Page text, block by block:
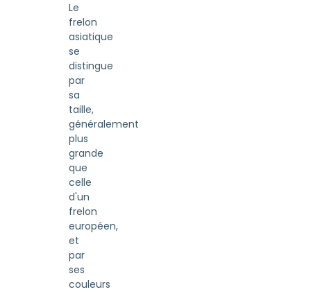
Le
frelon
asiatique
se
distingue
par
sa
taille,
généralement
plus
grande
que
celle
d'un
frelon
européen,
et
par
ses
couleurs